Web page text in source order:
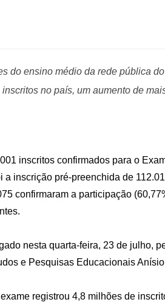
do ensino médio da rede pública
no país, um aumento de
inscritos confirmados para o
inscrição pré-preenchida de
confirmaram a participação
nesta quarta-feira, 23 de julho,
e Pesquisas Educacionais
registrou 4,8 milhões de